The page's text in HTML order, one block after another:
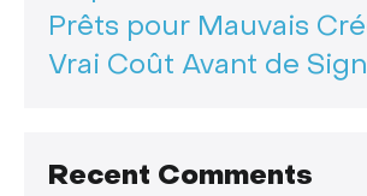
Prêts pour Mauvais
Vrai Coût Avant de
Recent Comments